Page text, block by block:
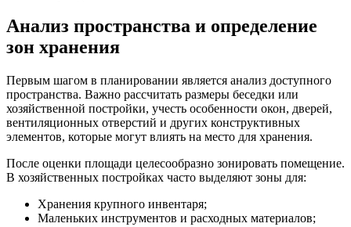
Анализ пространства и определение
зон хранения
Первым шагом в планировании является анализ доступного
пространства. Важно рассчитать размеры беседки или
хозяйственной постройки, учесть особенности окон, дверей,
вентиляционных отверстий и других конструктивных
элементов, которые могут влиять на место для хранения.
После оценки площади целесообразно зонировать помещение.
В хозяйственных постройках часто выделяют зоны для:
Хранения крупного инвентаря;
Маленьких инструментов и расходных материалов;